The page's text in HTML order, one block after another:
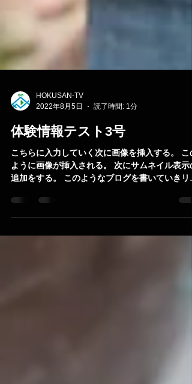
2022年8月5日
読了時間: 1分
体験情報テスト3号
こちらに入力していく次に画像を挿入する。 こ
追加をする。 このようなブログを書いていきリ
クできるかテストを行う。 以上